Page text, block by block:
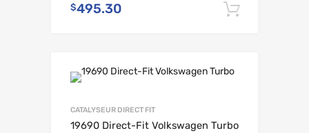
$495.30
CATALYSEUR DIRECT FIT
19690 Direct-Fit Volkswagen Turbo